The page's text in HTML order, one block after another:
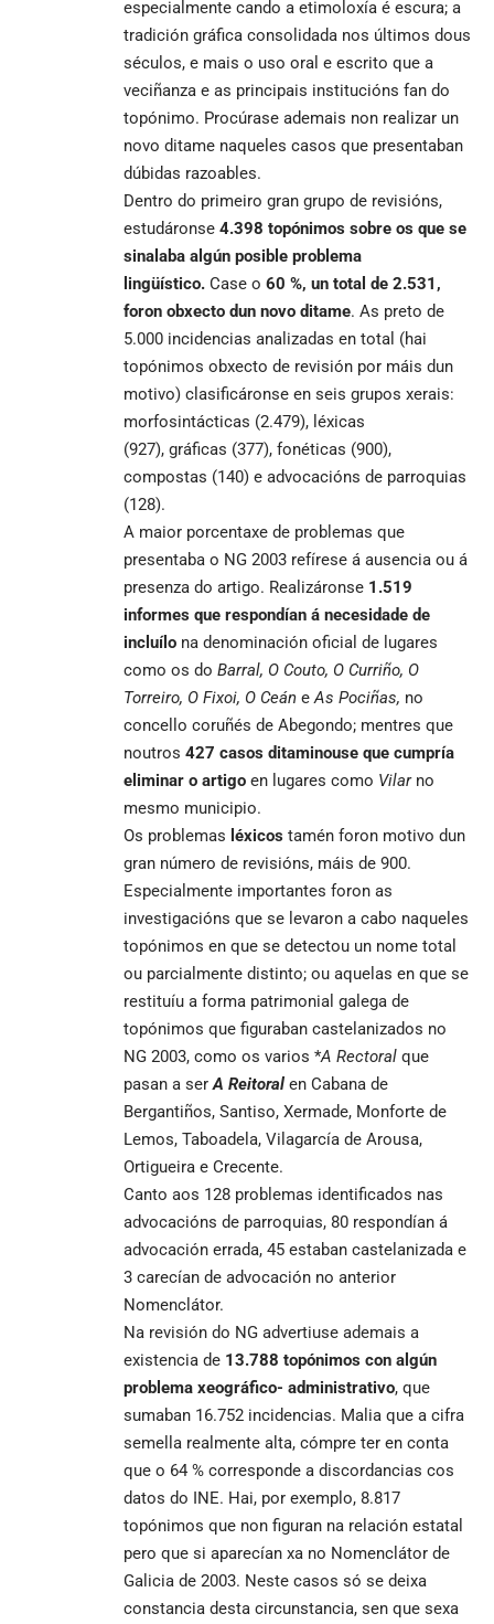
especialmente cando a etimoloxía é escura; a
tradición gráfica consolidada nos últimos dous
séculos, e mais o uso oral e escrito que a
veciñanza e as principais institucións fan do
topónimo. Procúrase ademais non realizar un
novo ditame naqueles casos que presentaban
dúbidas razoables.
Dentro do primeiro gran grupo de revisións,
estudáronse 4.398 topónimos sobre os que se
sinalaba algún posible problema
lingüístico. Case o 60 %, un total de 2.531,
foron obxecto dun novo ditame. As preto de
5.000 incidencias analizadas en total (hai
topónimos obxecto de revisión por máis dun
motivo) clasificáronse en seis grupos xerais:
morfosintácticas (2.479), léxicas
(927), gráficas (377), fonéticas (900),
compostas (140) e advocacións de parroquias
(128).
A maior porcentaxe de problemas que
presentaba o NG 2003 refírese á ausencia ou á
presenza do artigo. Realizáronse 1.519
informes que respondían á necesidade de
incluílo na denominación oficial de lugares
como os do Barral, O Couto, O Curriño, O
Torreiro, O Fixoi, O Ceán e As Pociñas, no
concello coruñés de Abegondo; mentres que
noutros 427 casos ditaminouse que cumpría
eliminar o artigo en lugares como Vilarno
mesmo municipio.
Os problemas léxicos tamén foron motivo dun
gran número de revisións, máis de 900.
Especialmente importantes foron as
investigacións que se levaron a cabo naqueles
topónimos en que se detectou un nome total
ou parcialmente distinto; ou aquelas en que se
restituíu a forma patrimonial galega de
topónimos que figuraban castelanizados no
NG 2003, como os varios *A Rectoral que
pasan a ser A Reitoral en Cabana de
Bergantiños, Santiso, Xermade, Monforte de
Lemos, Taboadela, Vilagarcía de Arousa,
Ortigueira e Crecente.
Canto aos 128 problemas identificados nas
advocacións de parroquias, 80 respondían á
advocación errada, 45 estaban castelanizada e
3 carecían de advocación no anterior
Nomenclátor.
Na revisión do NG advertiuse ademais a
existencia de 13.788 topónimos con algún
problema xeográfico- administrativo, que
sumaban 16.752 incidencias. Malia que a cifra
semella realmente alta, cómpre ter en conta
que o 64 % corresponde a discordancias cos
datos do INE. Hai, por exemplo, 8.817
topónimos que non figuran na relación estatal
pero que si aparecían xa no Nomenclátor de
Galicia de 2003. Neste casos só se deixa
constancia desta circunstancia, sen que sexa